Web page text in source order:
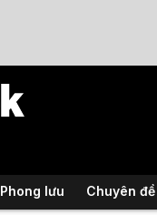
Phong lưu Chuyên đề